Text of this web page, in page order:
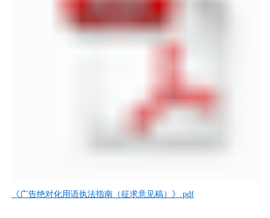
《广告绝对化用语执法指南（征求意见稿）》.pdf